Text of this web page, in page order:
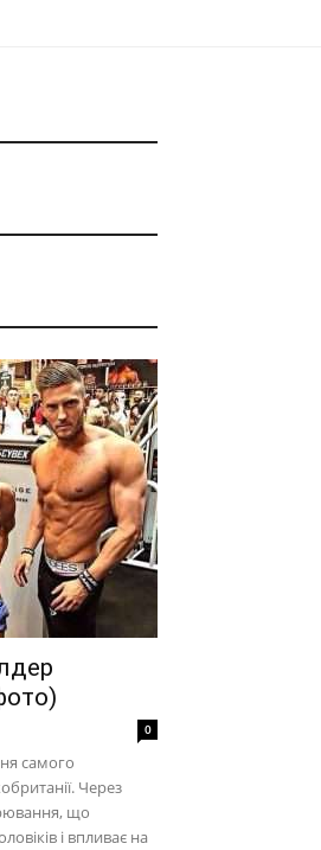
0
самого
Через
що
і впливає на